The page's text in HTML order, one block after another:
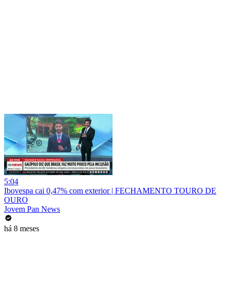
5:04
Ibovespa cai 0,47% com exterior | FECHAMENTO TOURO DE
OURO
Jovem Pan News
há 8 meses